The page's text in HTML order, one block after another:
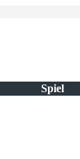
Spiel